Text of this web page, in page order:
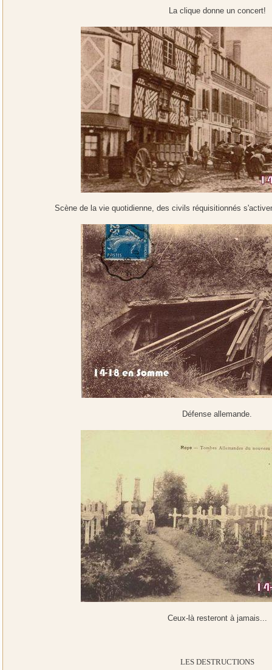
La clique donne un concert!
Scène de la vie quotidienne, des civils réquisitionnés
Défense allemande.
Ceux-là resteront à jamais...
LES DESTRUCTIONS